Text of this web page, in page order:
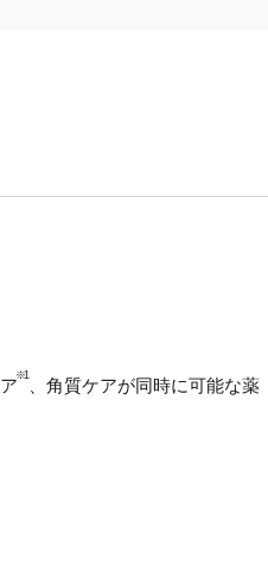
※1、角質ケアが同時に可能な薬